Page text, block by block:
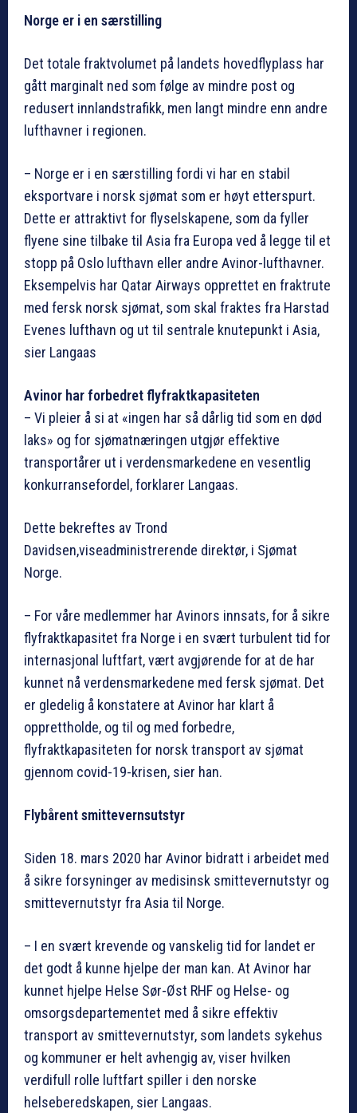
Norge er i en særstilling
Det totale fraktvolumet på landets hovedflyplass har
gått marginalt ned som følge av mindre post og
redusert innlandstrafikk, men langt mindre enn andre
lufthavner i regionen.
– Norge er i en særstilling fordi vi har en stabil
eksportvare i norsk sjømat som er høyt etterspurt.
Dette er attraktivt for flyselskapene, som da fyller
flyene sine tilbake til Asia fra Europa ved å legge til et
stopp på Oslo lufthavn eller andre Avinor-lufthavner.
Eksempelvis har Qatar Airways opprettet en fraktrute
med fersk norsk sjømat, som skal fraktes fra Harstad
Evenes lufthavn og ut til sentrale knutepunkt i Asia,
sier Langaas
Avinor har forbedret flyfraktkapasiteten
– Vi pleier å si at «ingen har så dårlig tid som en død
laks» og for sjømatnæringen utgjør effektive
transportårer ut i verdensmarkedene en vesentlig
konkurransefordel, forklarer Langaas.
Dette bekreftes av Trond
Davidsen,viseadministrerende direktør, i Sjømat
Norge.
– For våre medlemmer har Avinors innsats, for å sikre
flyfraktkapasitet fra Norge i en svært turbulent tid for
internasjonal luftfart, vært avgjørende for at de har
kunnet nå verdensmarkedene med fersk sjømat. Det
er gledelig å konstatere at Avinor har klart å
opprettholde, og til og med forbedre,
flyfraktkapasiteten for norsk transport av sjømat
gjennom covid-19-krisen, sier han.
Flybårent smittevernsutstyr
Siden 18. mars 2020 har Avinor bidratt i arbeidet med
å sikre forsyninger av medisinsk smittevernutstyr og
smittevernutstyr fra Asia til Norge.
– I en svært krevende og vanskelig tid for landet er
det godt å kunne hjelpe der man kan. At Avinor har
kunnet hjelpe Helse Sør-Øst RHF og Helse- og
omsorgsdepartementet med å sikre effektiv
transport av smittevernutstyr, som landets sykehus
og kommuner er helt avhengig av, viser hvilken
verdifull rolle luftfart spiller i den norske
helseberedskapen, sier Langaas.